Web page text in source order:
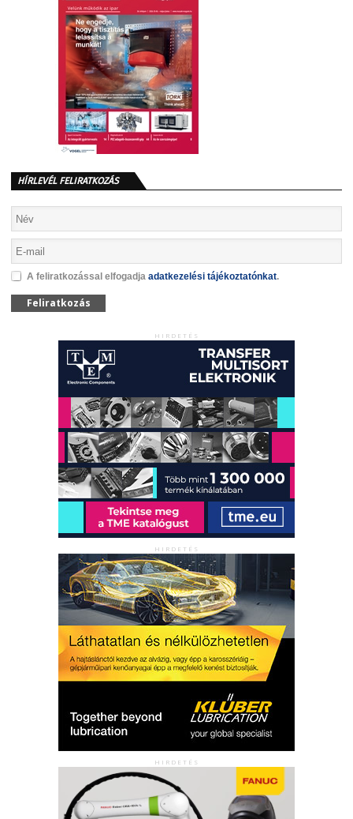
HÍRLEVÉL FELIRATKOZÁS
A feliratkozással elfogadja adatkezelési tájékoztatónkat.
Feliratkozás
HIRDETÉS
HIRDETÉS
HIRDETÉS